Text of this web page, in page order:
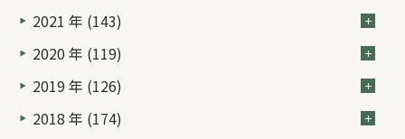
2021 年 (143)
2020 年 (119)
2019 年 (126)
2018 年 (174)